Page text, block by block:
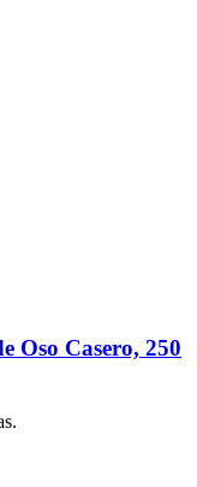
Oso Casero, 250